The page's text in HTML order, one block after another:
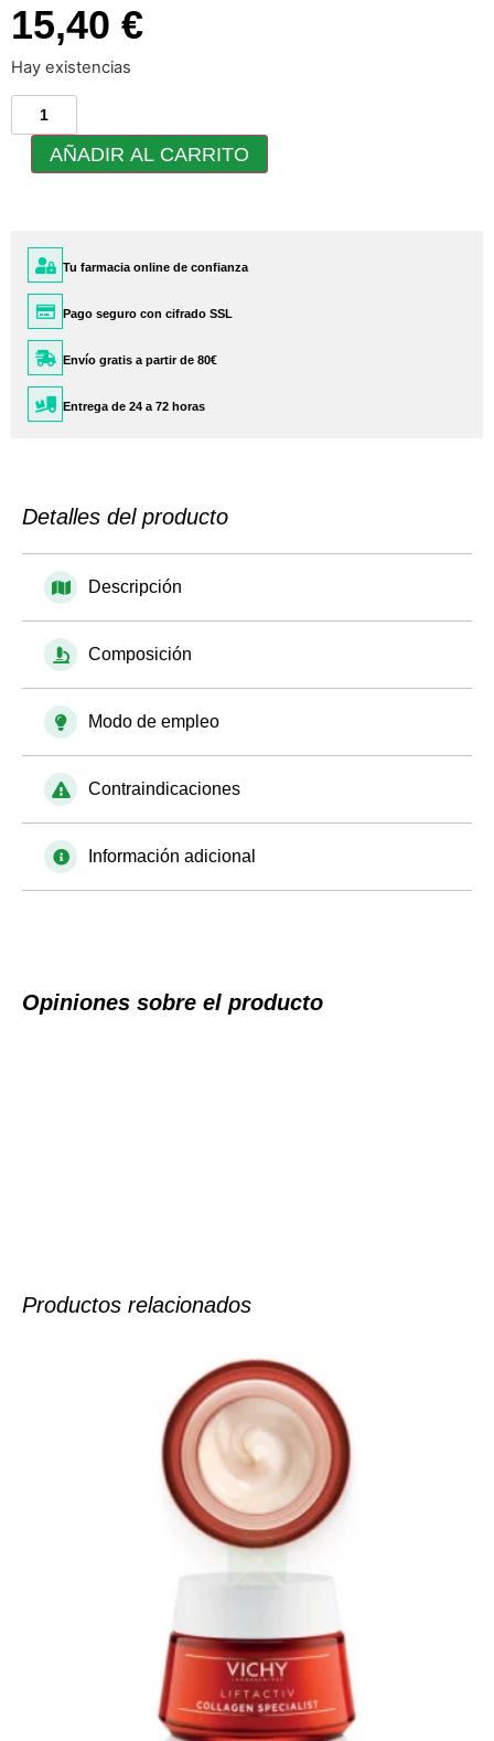
15,40 €
Hay existencias
AÑADIR AL CARRITO
Tu farmacia online de confianza
Pago seguro con cifrado SSL
Envío gratis a partir de 80€
Entrega de 24 a 72 horas
Detalles del producto
Descripción
Composición
Modo de empleo
Contraindicaciones
Información adicional
Opiniones sobre el producto
Productos relacionados